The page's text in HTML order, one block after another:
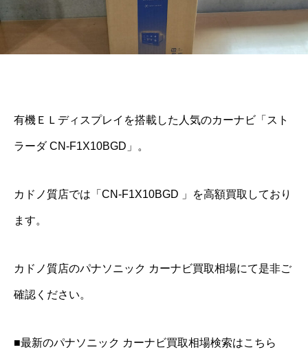
有機ＥＬディスプレイを搭載した人気のカーナビ「スト
ラーダ CN-F1X10BGD」。
カドノ質店では「CN-F1X10BGD 」を高額買取しており
ます。
カドノ質店のパナソニック カーナビ買取相場にて是非ご
確認ください。
■最新のパナソニック カーナビ買取相場検索はこちら